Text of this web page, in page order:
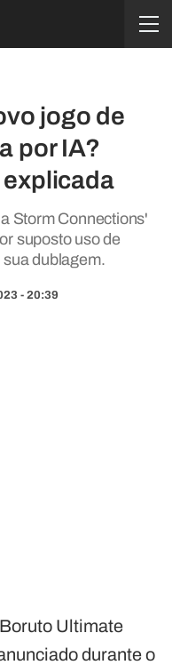
jogo de
por IA?
Storm Connections'
suposto uso de
dublagem.
- 20:39
Ultimate
durante o